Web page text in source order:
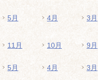
5月 4月 3月
11月 10月 9月
5月 4月 3月